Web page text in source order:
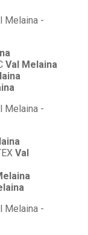
Val Melaina
Val